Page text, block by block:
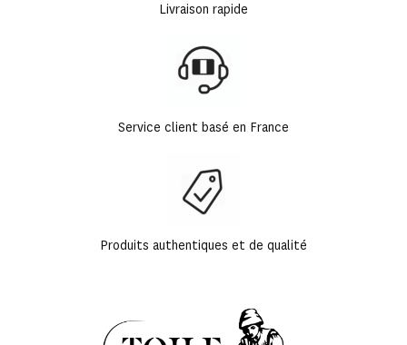
Livraison rapide
Service client basé en France
Produits authentiques et de qualité